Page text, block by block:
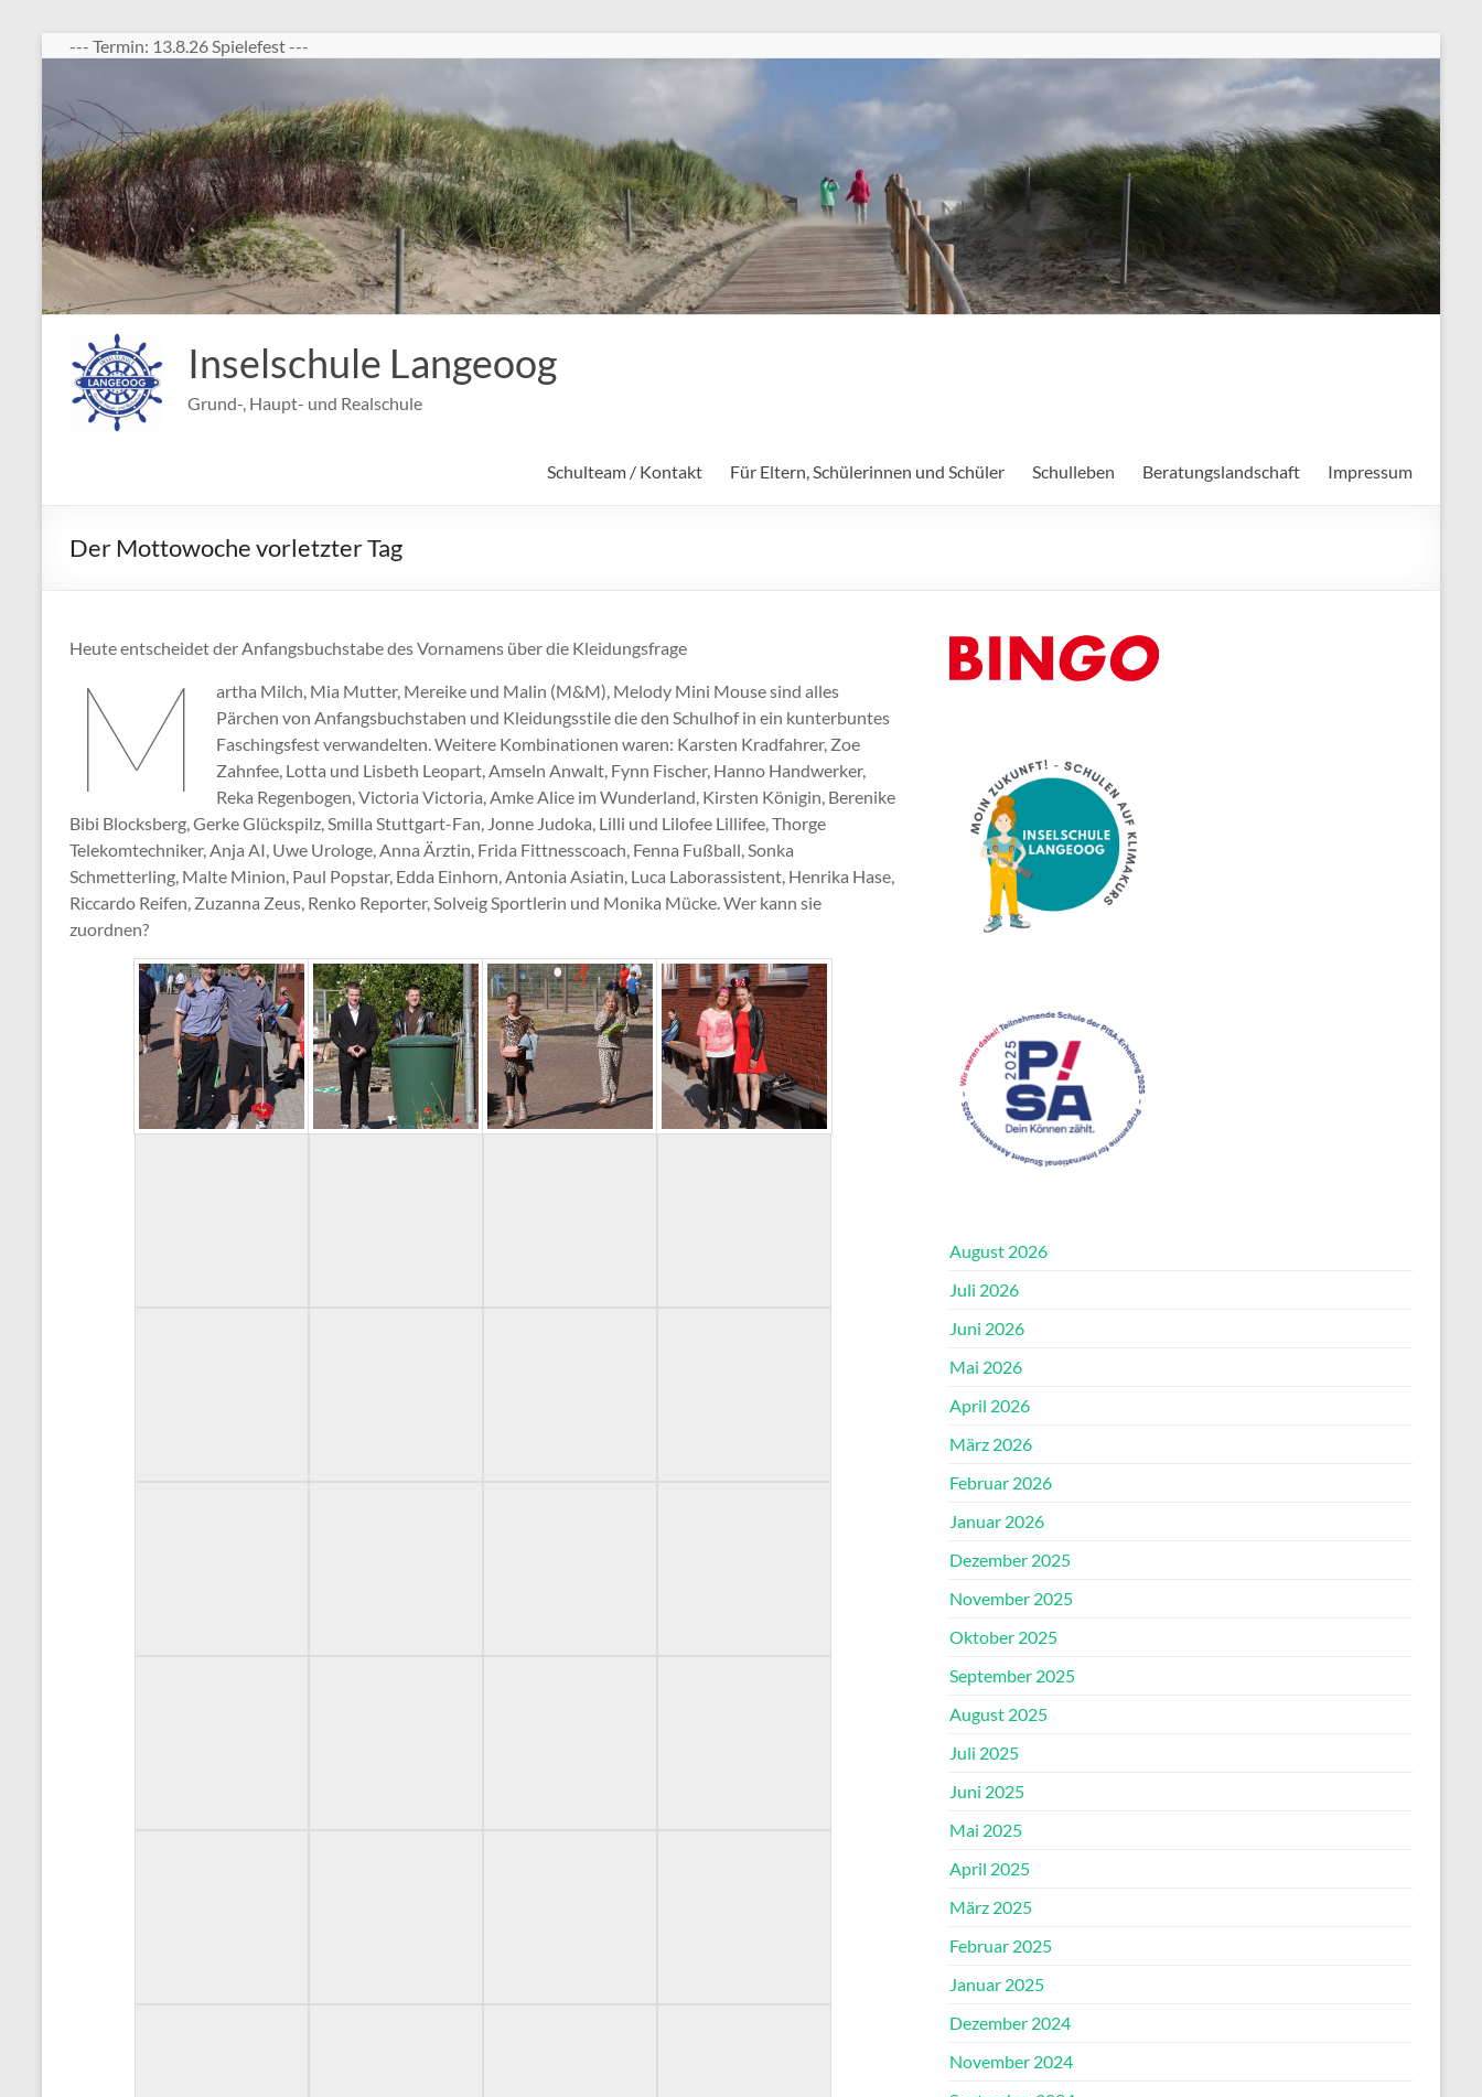
Zum
Inhalt
--- Termin: 13.8.26 Spielefest ---
Inselschule Langeoog
Grund-, Haupt- und Realschule
Schulteam / Kontakt Für Eltern, Schülerinnen und Schüler Schulleben Beratungslandschaft Impressum
Der Mottowoche vorletzter Tag
Heute entscheidet der Anfangsbuchstabe des Vornamens über die Kleidungsfrage
M
artha Milch, Mia Mutter, Mereike und Malin (M&M), Melody Mini Mouse sind alles
Pärchen von Anfangsbuchstaben und Kleidungsstile die den Schulhof in ein kunterbuntes
Faschingsfest verwandelten. Weitere Kombinationen waren: Karsten Kradfahrer, Zoe
Zahnfee, Lotta und Lisbeth Leopart, Amseln Anwalt, Fynn Fischer, Hanno Handwerker,
Reka Regenbogen, Victoria Victoria, Amke Alice im Wunderland, Kirsten Königin, Berenike
Bibi Blocksberg, Gerke Glückspilz, Smilla Stuttgart-Fan, Jonne Judoka, Lilli und Lilofee Lillifee, Thorge
Telekomtechniker, Anja AI, Uwe Urologe, Anna Ärztin, Frida Fittnesscoach, Fenna Fußball, Sonka
Schmetterling, Malte Minion, Paul Popstar, Edda Einhorn, Antonia Asiatin, Luca Laborassistent, Henrika Hase,
Riccardo Reifen, Zuzanna Zeus, Renko Reporter, Solveig Sportlerin und Monika Mücke. Wer kann sie
zuordnen?
August 2026
Juli 2026
Juni 2026
Mai 2026
April 2026
März 2026
Februar 2026
Januar 2026
Dezember 2025
November 2025
Oktober 2025
September 2025
August 2025
Juli 2025
Juni 2025
Mai 2025
April 2025
März 2025
Februar 2025
Januar 2025
Dezember 2024
November 2024